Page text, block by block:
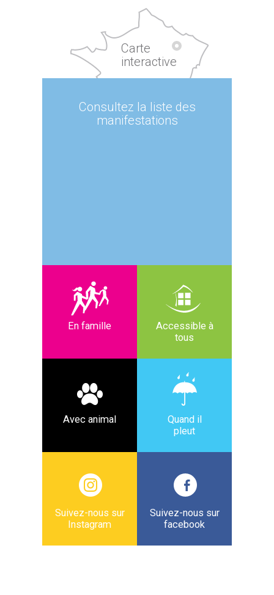
Carte
interactive
Consultez la liste des
manifestations
En famille
Accessible à
tous
Avec animal
Quand il
pleut
Suivez-nous sur
Instagram
Suivez-nous sur
facebook